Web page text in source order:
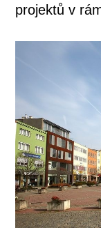
projektů v